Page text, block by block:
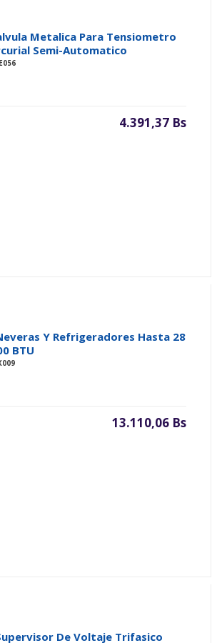
Metalica Para Tensiometro
Semi-Automatico
4.391,37 Bs
Y Refrigeradores Hasta 28
BTU
13.110,06 Bs
De Voltaje Trifasico